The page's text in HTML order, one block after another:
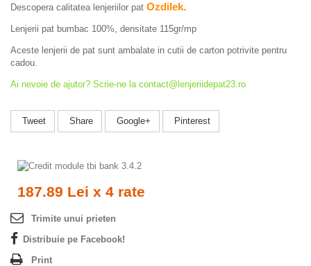
Descopera calitatea lenjeriilor pat Ozdilek.
Lenjerii pat bumbac 100%, densitate 115gr/mp
Aceste lenjerii de pat sunt ambalate in cutii de carton potrivite pentru
cadou.
Ai nevoie de ajutor? Scrie-ne la contact@lenjeriidepat23.ro
Tweet Share Google+ Pinterest
187.89 Lei x 4 rate
Trimite unui prieten
Distribuie pe Facebook!
Print